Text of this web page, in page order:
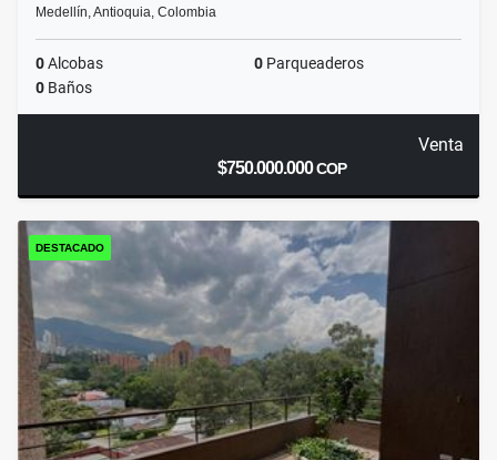
Medellín, Antioquia, Colombia
0Alcobas 0 Parqueaderos
0 Baños
Venta
$750.000.000COP
DESTACADO